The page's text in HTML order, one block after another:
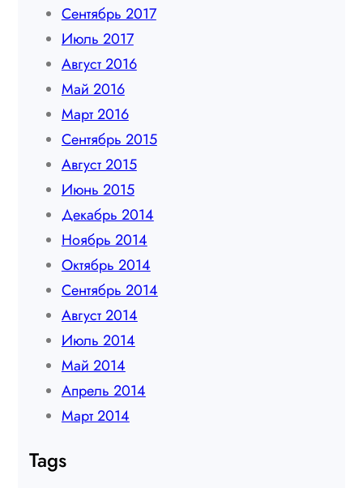
Сентябрь 2017
Июль 2017
Август 2016
Май 2016
Март 2016
Сентябрь 2015
Август 2015
Июнь 2015
Декабрь 2014
Ноябрь 2014
Октябрь 2014
Сентябрь 2014
Август 2014
Июль 2014
Май 2014
Апрель 2014
Март 2014
Tags